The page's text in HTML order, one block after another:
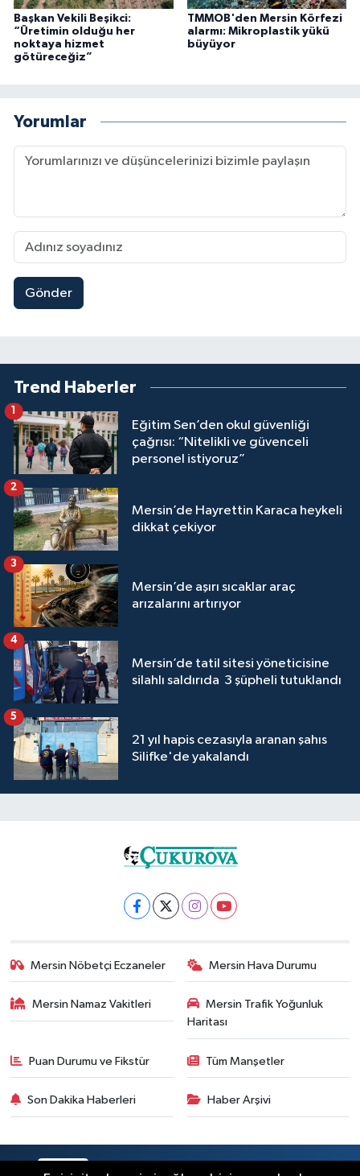
Başkan Vekili Beşikci:
“Üretimin olduğu her
noktaya hizmet
götüreceğiz”
TMMOB'den Mersin Körfezi
alarmı: Mikroplastik yükü
büyüyor
Yorumlar
Gönder
Trend Haberler
Eğitim Sen’den okul güvenliği
çağrısı: “Nitelikli ve güvenceli
personel istiyoruz”
1
Mersin’de Hayrettin Karaca heykeli
dikkat çekiyor
2
Mersin’de aşırı sıcaklar araç
arızalarını artırıyor
3
Mersin’de tatil sitesi yöneticisine
silahlı saldırıda 3 şüpheli tutuklandı
4
21 yıl hapis cezasıyla aranan şahıs
Silifke'de yakalandı
5
Mersin Nöbetçi Eczaneler Mersin Hava Durumu
Mersin Namaz Vakitleri
Mersin Trafik Yoğunluk
Haritası
Puan Durumu ve Fikstür Tüm Manşetler
Son Dakika Haberleri Haber Arşivi
RSS Copyright © 2025. Her hakkı saklıdır.